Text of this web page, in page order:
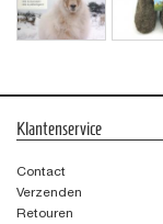
Klantenservice
Contact
Verzenden
Retouren